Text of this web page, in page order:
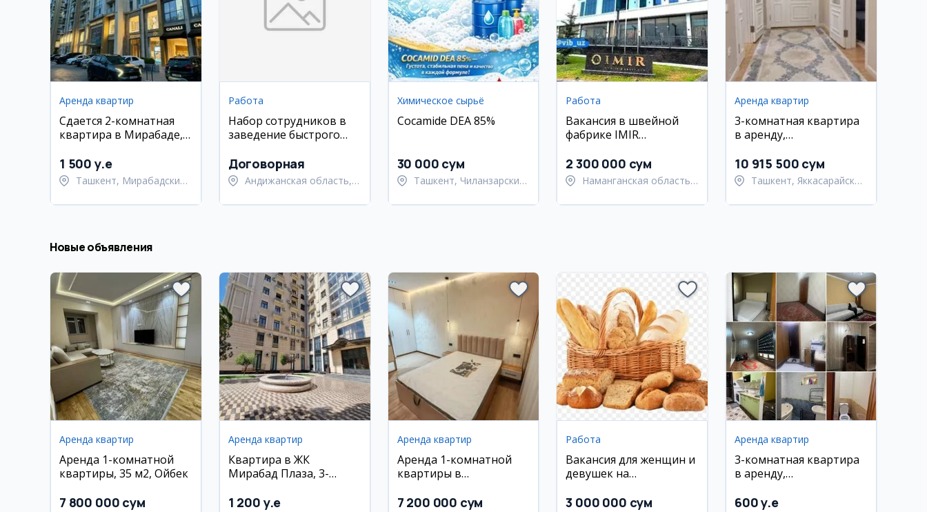
Аренда квартир
Сдается 2-комнатная
квартира в Мирабаде,
метро Ойбек
1 500 y.e
Ташкент, Мирабадский
Работа
Набор сотрудников в
заведение быстрого
Договорная
Андижанская область,
Химическое сырьё
Cocamide DEA 85%
30 000 сум
Ташкент, Чиланзарский
Работа
Вакансия в швейной
фабрике IMIR
2 300 000 сум
Наманганская область,
Аренда квартир
3-комнатная квартира
в аренду,
ул. Бобура
10 915 500 сум
Ташкент, Яккасарайский
Новые объявления
Аренда квартир
Аренда 1-комнатной
квартиры, 35 м2, Ойбек
7 800 000 сум
Аренда квартир
Квартира в ЖК
Мирабад Плаза, 3-
1 200 y.e
Аренда квартир
Аренда 1-комнатной
квартиры в
7 200 000 сум
Работа
Вакансия для женщин и
девушек на
хлебобулочных изделий
3 000 000 сум
Аренда квартир
3-комнатная квартира
в аренду,
18 квартал
600 y.e